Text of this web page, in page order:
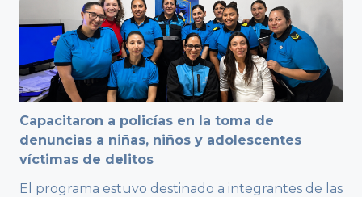
Capacitaron a policías en la toma de
denuncias a niñas, niños y adolescentes
víctimas de delitos
El programa estuvo destinado a integrantes de las